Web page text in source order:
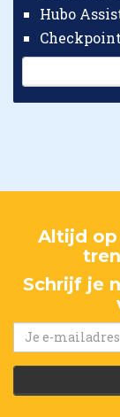
Hubo
Altijd
Schrijf je